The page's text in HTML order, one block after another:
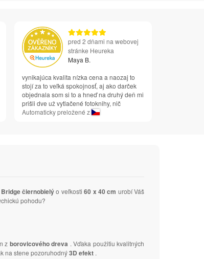
pred 2 dňami na webovej
stránke Heureka
Maya B.
vynikajúca kvalita nízka cena a naozaj to
stojí za to veľká spokojnosť, aj ako darček
objednala som si to a hneď na druhý deň mi
prišli dve už vytlačené fotoknihy, nič
Automaticky preložené z
Bridge čiernobielýo veľkosti60 x 40 cm urobí Váš
pohodu?
z borovicového dreva . Vďaka použitiu kvalitných
na stene pozoruhodný3D efekt .